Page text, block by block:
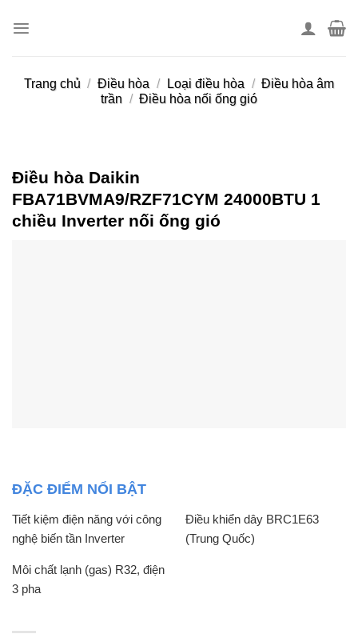
Trang chủ / Điều hòa / Loại điều hòa / Điều hòa âm
trần / Điều hòa nối ống gió
Điều hòa Daikin
FBA71BVMA9/RZF71CYM 24000BTU 1
chiều Inverter nối ống gió
ĐẶC ĐIỂM NỔI BẬT
Tiết kiệm điện năng với công
nghệ biến tần Inverter
Điều khiển dây BRC1E63
(Trung Quốc)
Môi chất lạnh (gas) R32, điện
3 pha